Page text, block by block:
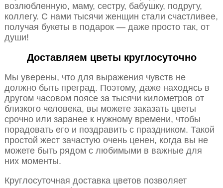
возлюбленную, маму, сестру, бабушку, подругу,
коллегу. С нами тысячи женщин стали счастливее,
получая букеты в подарок — даже просто так, от
души!
Доставляем цветы круглосуточно
Мы уверены, что для выражения чувств не
должно быть преград. Поэтому, даже находясь в
другом часовом поясе за тысячи километров от
близкого человека, вы можете заказать цветы
срочно или заранее к нужному времени, чтобы
порадовать его и поздравить с праздником. Такой
простой жест зачастую очень ценен, когда вы не
можете быть рядом с любимыми в важные для
них моменты.
Круглосуточная доставка цветов позволяет